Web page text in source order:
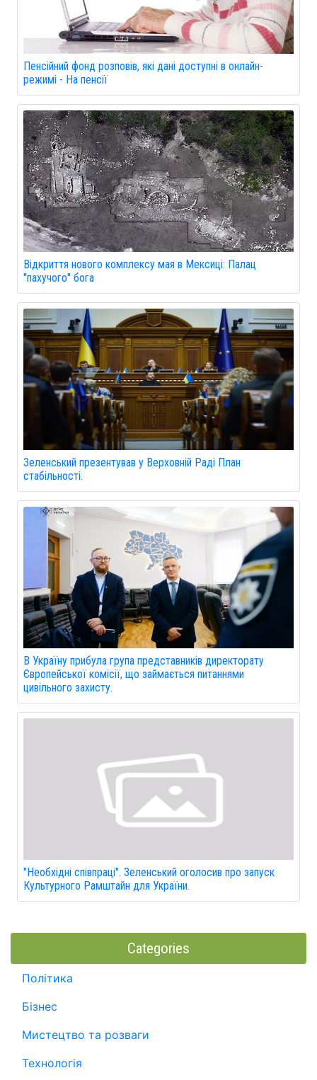
Пенсійний фонд розповів, які дані доступні в онлайн-
режимі - На пенсії
Відкриття нового комплексу мая в Мексиці: Палац
"пахучого" бога
Зеленський презентував у Верховній Раді План
стабільності.
В Україну прибула група представників директорату
Європейської комісії, що займається питаннями
цивільного захисту.
"Необхідні співпраці". Зеленський оголосив про запуск
Культурного Рамштайн для України.
Categories
Політика
Бізнес
Мистецтво та розваги
Технологія